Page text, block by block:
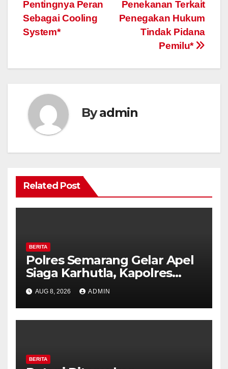
Penekanan Terkait
Penegakan Hukum
Tindak Pidana
Pemilu*
Pentingnya Peran
Sebagai Cooling
System*
Byadmin
Related Post
BERITA
Polres Semarang Gelar Apel
Siaga Karhutla, Kapolres
Tekankan Sinergi dan
Kesiapsiagaan Hadapi Musim
Kemarau.
AUG 8, 2026 ADMIN
BERITA